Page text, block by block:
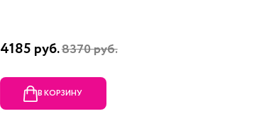
4185 руб.8370 руб.
В КОРЗИНУ